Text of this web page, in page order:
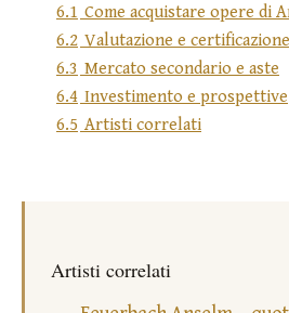
6.1 Come acquistare opere di
6.2 Valutazione e certificazione
6.3 Mercato secondario e aste
6.4 Investimento e prospettive
6.5 Artisti correlati
Artisti correlati